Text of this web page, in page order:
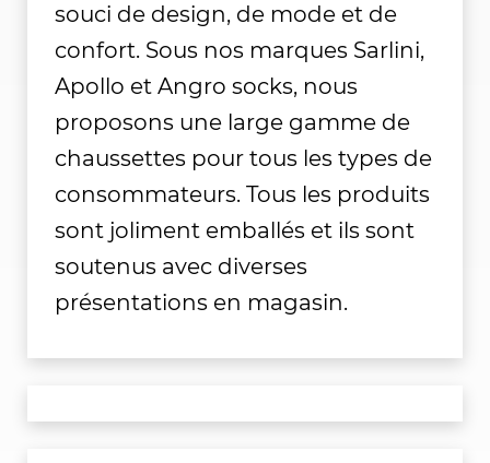
souci de design, de mode et de
confort. Sous nos marques Sarlini,
Apollo et Angro socks, nous
proposons une large gamme de
chaussettes pour tous les types de
consommateurs. Tous les produits
sont joliment emballés et ils sont
soutenus avec diverses
présentations en magasin.